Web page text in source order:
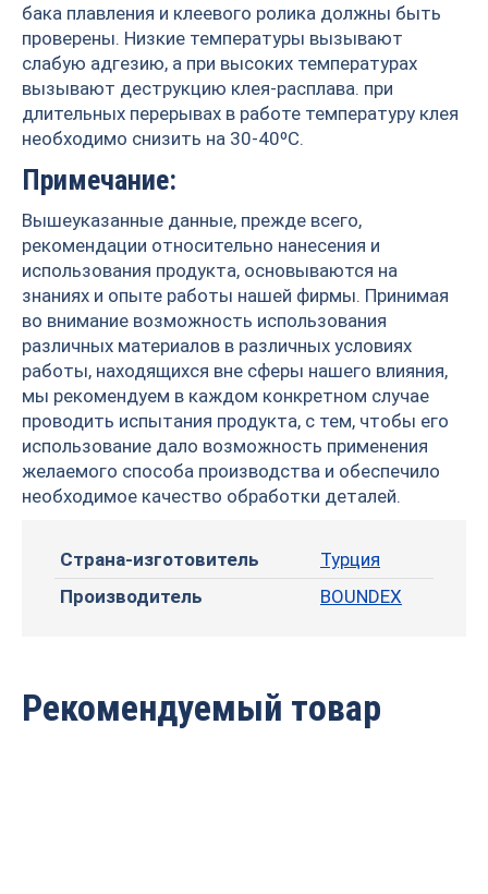
бака плавления и клеевого ролика должны быть
проверены. Низкие температуры вызывают
слабую адгезию, а при высоких температурах
вызывают деструкцию клея-расплава. при
длительных перерывах в работе температуру клея
необходимо снизить на 30-40ºС.
Примечание:
Вышеуказанные данные, прежде всего,
рекомендации относительно нанесения и
использования продукта, основываются на
знаниях и опыте работы нашей фирмы. Принимая
во внимание возможность использования
различных материалов в различных условиях
работы, находящихся вне сферы нашего влияния,
мы рекомендуем в каждом конкретном случае
проводить испытания продукта, с тем, чтобы его
использование дало возможность применения
желаемого способа производства и обеспечило
необходимое качество обработки деталей.
Страна-изготовитель
Турция
Производитель
BOUNDEX
Рекомендуемый товар